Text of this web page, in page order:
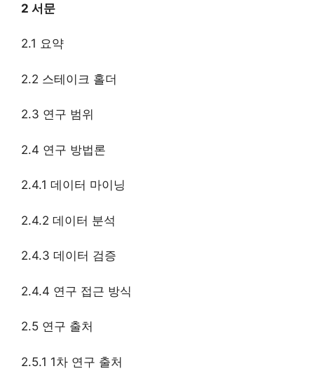
2 서문
2.1 요약
2.2 스테이크 홀더
2.3 연구 범위
2.4 연구 방법론
2.4.1 데이터 마이닝
2.4.2 데이터 분석
2.4.3 데이터 검증
2.4.4 연구 접근 방식
2.5 연구 출처
2.5.1 1차 연구 출처